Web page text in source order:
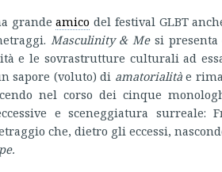
grandeamico del festival GLBT
Masculinity & Mesi presenta
e le sovrastrutture culturali ad
sapore (voluto) di amatorialitàe
nel corso dei cinque
e sceneggiatura
che, dietro gli eccessi,